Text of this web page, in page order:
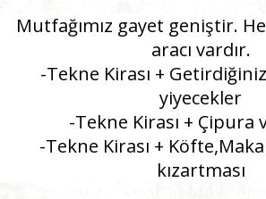
Mutfağımız gayet geniştir.
aracı vardır.
-Tekne Kirası + Getirdiğiniz
yiyecekler
-Tekne Kirası + Çipura
-Tekne Kirası + Köfte,
kızartması